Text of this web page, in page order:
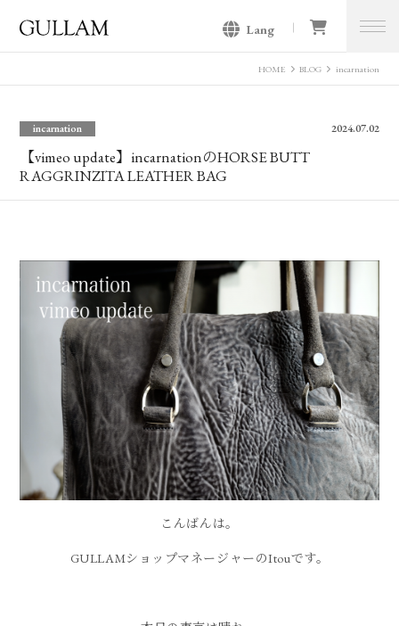
Lang
HOME BLOG incarnation
incarnation 2024.07.02
【vimeo update】incarnationのHORSE BUTT
RAGGRINZITA LEATHER BAG
こんばんは。
GULLAMショップマネージャーのItouです。